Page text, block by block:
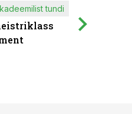
tundi